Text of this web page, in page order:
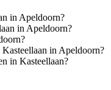
in Apeldoorn?
in Apeldoorn?
in Apeldoorn?
in Kasteellaan?